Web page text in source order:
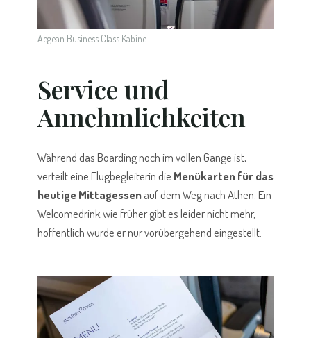
Aegean Business Class Kabine
Service und
Annehmlichkeiten
Während das Boarding noch im vollen Gange ist,
verteilt eine Flugbegleiterin die Menükarten für das
heutige Mittagessenauf dem Weg nach Athen. Ein
Welcomedrink wie früher gibt es leider nicht mehr,
hoffentlich wurde er nur vorübergehend eingestellt.